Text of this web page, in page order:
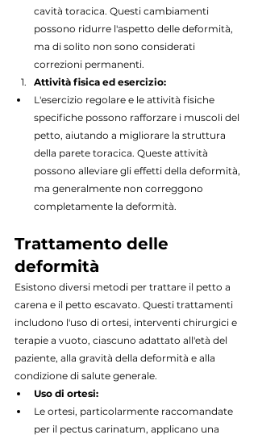
cavità toracica. Questi cambiamenti
possono ridurre l'aspetto delle deformità,
ma di solito non sono considerati
correzioni permanenti.
Attività fisica ed esercizio:
L'esercizio regolare e le attività fisiche
specifiche possono rafforzare i muscoli del
petto, aiutando a migliorare la struttura
della parete toracica. Queste attività
possono alleviare gli effetti della deformità,
ma generalmente non correggono
completamente la deformità.
Trattamento delle
deformità
Esistono diversi metodi per trattare il petto a
carena e il petto escavato. Questi trattamenti
includono l'uso di ortesi, interventi chirurgici e
terapie a vuoto, ciascuno adattato all'età del
paziente, alla gravità della deformità e alla
condizione di salute generale.
Uso di ortesi:
Le ortesi, particolarmente raccomandate
per il pectus carinatum, applicano una